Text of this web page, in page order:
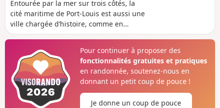
Entourée par la mer sur trois côtés, la
cité maritime de Port-Louis est aussi une
ville chargée d’histoire, comme en
attestent les remparts, la Citadelle…
patrimoine, ses plages et petites
criques, avec en toile de fond des vues
imprenables sur la Rade de Lorient et la
Petite Mer de Gâvres.
Pour continuer à proposer des
fonctionnalités gratuites et pratiques
en randonnée, soutenez-nous en
donnant un petit coup de pouce !
Je donne un coup de pouce